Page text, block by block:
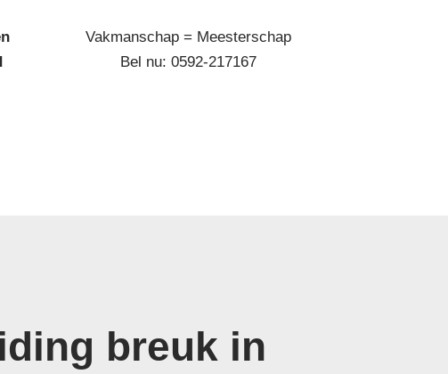
Vakmanschap = Meesterschap
Bel nu: 0592-217167
breuk in